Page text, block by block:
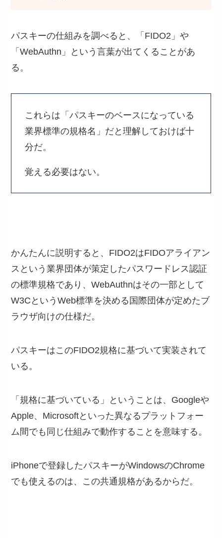
パスキーの仕組みを調べると、「FIDO2」や
「WebAuthn」という言葉が出てくることがあ
る。
これらは「パスキーのベースになっている
業界標準の規格名」だと理解しておけば十
分だ。
覚える必要はない。
かんたんに説明すると、FIDO2はFIDOアライアン
スという業界団体が策定したパスワードレス認証
の標準規格であり、WebAuthnはその一部として
W3CというWeb標準を決める国際団体が定めたブ
ラウザ向けの仕様だ。
パスキーはこのFIDO2規格に基づいて実装されて
いる。
「規格に基づいている」ということは、Googleや
Apple、Microsoftといった異なるプラットフォー
ム間でも同じ仕組みで動作することを意味する。
iPhoneで登録したパスキーがWindowsのChrome
でも使えるのは、この共通規格があるからだ。